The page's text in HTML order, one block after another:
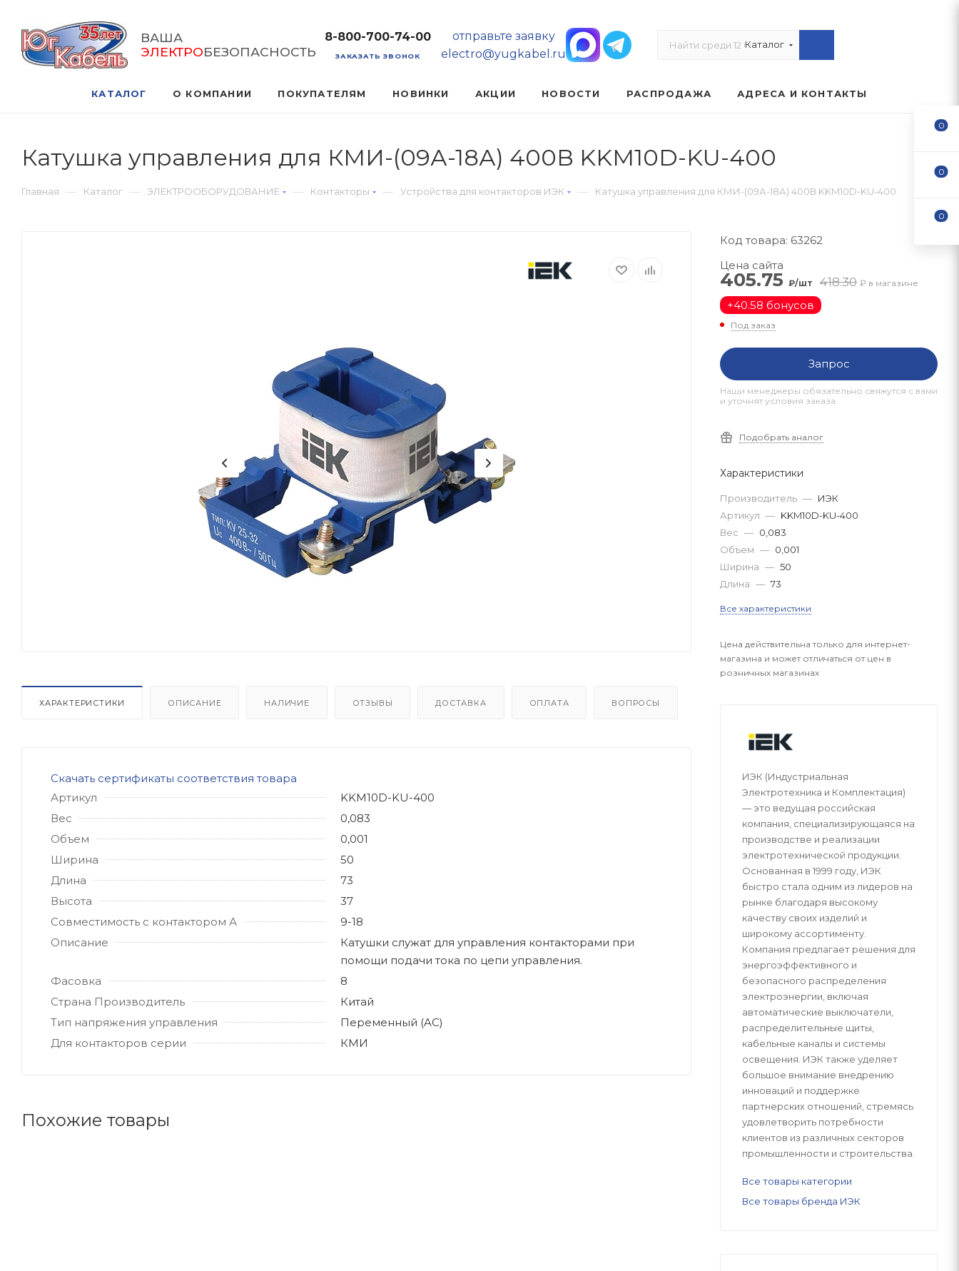
ВАША
ЭЛЕКТРОБЕЗОПАСНОСТЬ
8-800-700-74-00
ЗАКАЗАТЬ ЗВОНОК
отправьте заявку
electro@yugkabel.ru
Каталог
КАТАЛОГ О КОМПАНИИ ПОКУПАТЕЛЯМ НОВИНКИ АКЦИИ НОВОСТИ РАСПРОДАЖА АДРЕСА И КОНТАКТЫ
Катушка управления для КМИ-(09А-18А) 400В KKM10D-KU-400
Главная — Каталог — ЭЛЕКТРООБОРУДОВАНИЕ — Контакторы — Устройства для контакторов ИЭК — Катушка управления для КМИ-(09А-18А) 400В KKM10D-KU-400
ХАРАКТЕРИСТИКИ ОПИСАНИЕ НАЛИЧИЕ ОТЗЫВЫ ДОСТАВКА ОПЛАТА ВОПРОСЫ
Скачать сертификаты соответствия товара
Артикул
KKM10D-KU-400
Вес
0,083
Объем
0,001
Ширина
50
Длина
73
Высота
37
Совместимость с контактором А
9-18
Описание
Катушки служат для управления контакторами при
помощи подачи тока по цепи управления.
Фасовка
8
Страна Производитель
Китай
Тип напряжения управления
Переменный (AC)
Для контакторов серии
КМИ
Похожие товары
Код товара: 63262
Цена сайта
405.75 ₽/шт 418.30 ₽ в магазине
+40.58 бонусов
Под заказ
Запрос
Наши менеджеры обязательно свяжутся с вами
и уточнят условия заказа
Подобрать аналог
Характеристики
Производитель — ИЭК
Артикул — KKM10D-KU-400
Вес — 0,083
Объем — 0,001
Ширина — 50
Длина — 73
Все характеристики
Цена действительна только для интернет-
магазина и может отличаться от цен в
розничных магазинах
ИЭК (Индустриальная
Электротехника и Комплектация)
— это ведущая российская
компания, специализирующаяся на
производстве и реализации
электротехнической продукции.
Основанная в 1999 году, ИЭК
быстро стала одним из лидеров на
рынке благодаря высокому
качеству своих изделий и
широкому ассортименту.
Компания предлагает решения для
энергоэффективного и
безопасного распределения
электроэнергии, включая
автоматические выключатели,
распределительные щиты,
кабельные каналы и системы
освещения. ИЭК также уделяет
большое внимание внедрению
инноваций и поддержке
партнерских отношений, стремясь
удовлетворить потребности
клиентов из различных секторов
промышленности и строительства.
Все товары категории
Все товары бренда ИЭК
0
0
0